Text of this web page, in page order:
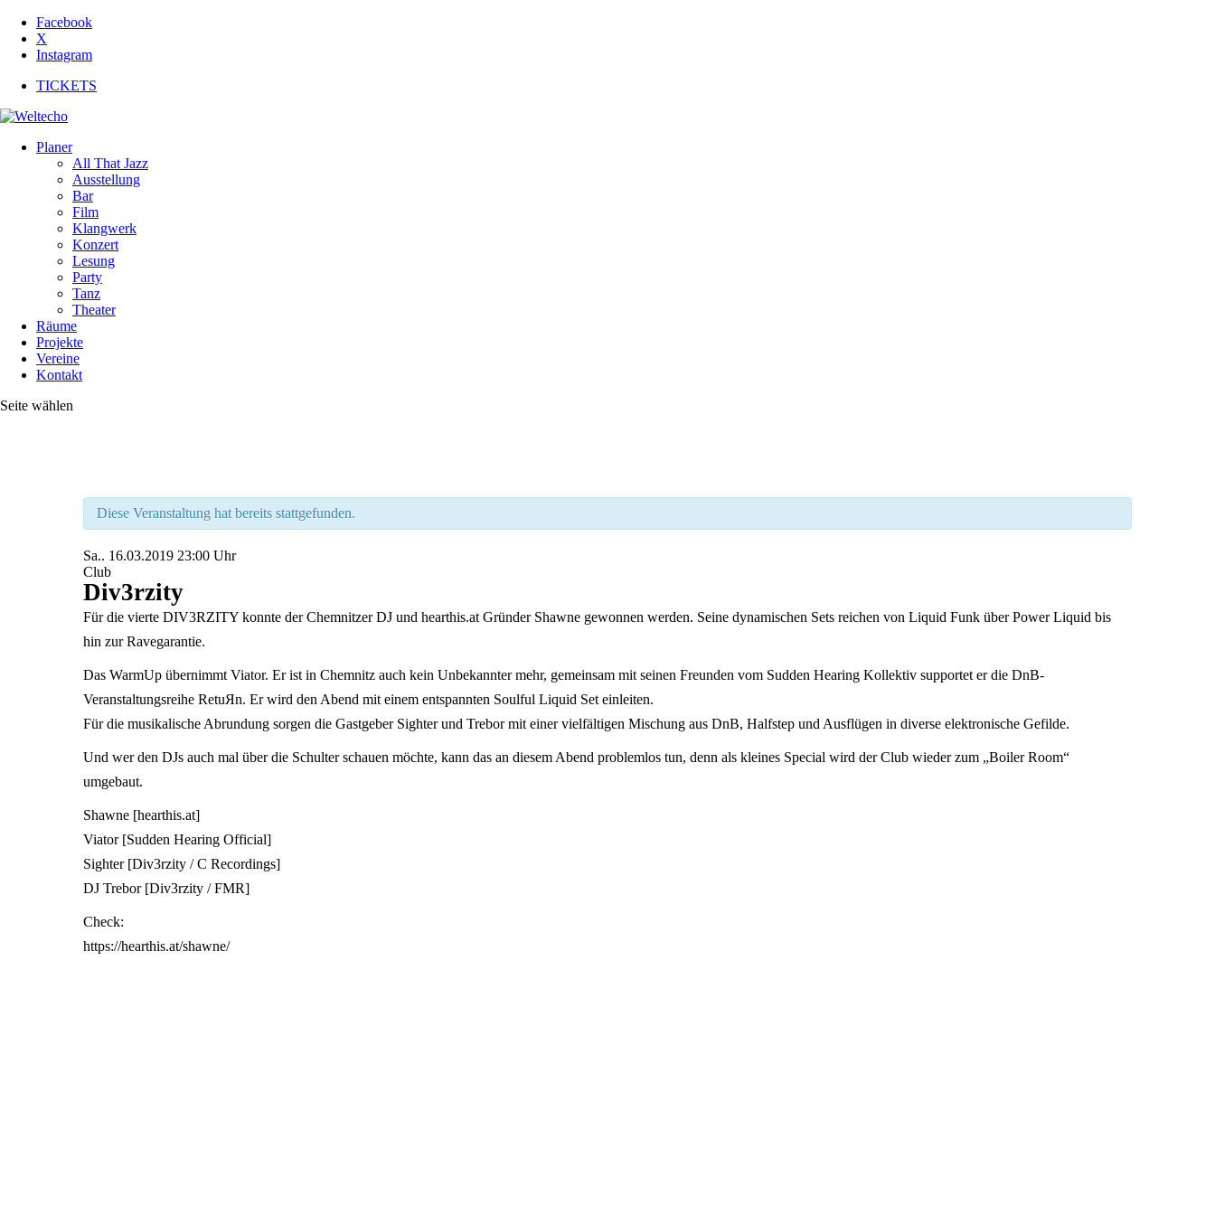
Facebook
X
Instagram
TICKETS
Planer
All That Jazz
Ausstellung
Bar
Film
Klangwerk
Konzert
Lesung
Party
Tanz
Theater
Räume
Projekte
Vereine
Kontakt
Seite wählen
Diese Veranstaltung hat bereits stattgefunden.
Sa.. 16.03.2019 23:00 Uhr
Club
Div3rzity
Für die vierte DIV3RZITY konnte der Chemnitzer DJ und hearthis.at Gründer Shawne gewonnen werden. Seine dynamischen Sets reichen von Liquid Funk über Power Liquid bis
hin zur Ravegarantie.
Das WarmUp übernimmt Viator. Er ist in Chemnitz auch kein Unbekannter mehr, gemeinsam mit seinen Freunden vom Sudden Hearing Kollektiv supportet er die DnB-
Veranstaltungsreihe RetuЯn. Er wird den Abend mit einem entspannten Soulful Liquid Set einleiten.
Für die musikalische Abrundung sorgen die Gastgeber Sighter und Trebor mit einer vielfältigen Mischung aus DnB, Halfstep und Ausflügen in diverse elektronische Gefilde.
Und wer den DJs auch mal über die Schulter schauen möchte, kann das an diesem Abend problemlos tun, denn als kleines Special wird der Club wieder zum „Boiler Room“
umgebaut.
Shawne [hearthis.at]
Viator [Sudden Hearing Official]
Sighter [Div3rzity / C Recordings]
DJ Trebor [Div3rzity / FMR]
Check:
https://hearthis.at/shawne/